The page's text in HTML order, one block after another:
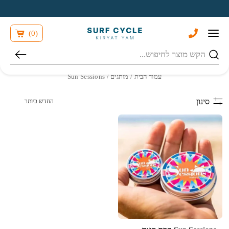
חיפוש
(
0
)
עמוד הבית / מותגים / Sun Sessions
סינון